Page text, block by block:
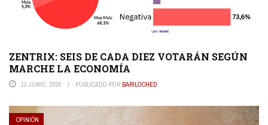
ZENTRIX: SEIS DE CADA DIEZ VOTARÁN SEGÚN
MARCHE LA ECONOMÍA
13 JUNIO, 2026 PUBLICADO POR BARILOCHED
OPINIÓN